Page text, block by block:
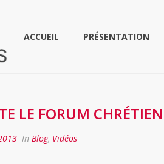
ACCUEIL PRÉSENTATION
LE FORUM
In Blog, Vidéos